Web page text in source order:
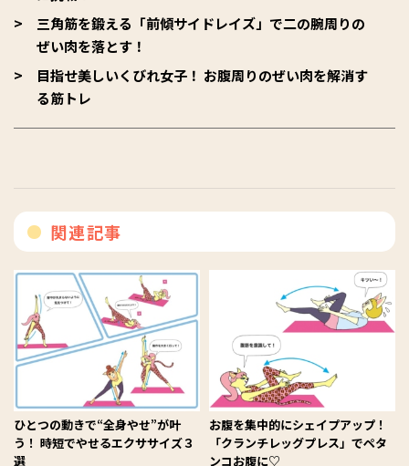
三角筋を鍛える「前傾サイドレイズ」で二の腕周りの
ぜい肉を落とす！
目指せ美しいくびれ女子！ お腹周りのぜい肉を解消す
る筋トレ
関連記事
ひとつの動きで“全身やせ”が叶
う！ 時短でやせるエクササイズ３
選
お腹を集中的にシェイプアップ！
「クランチレッグプレス」でペタ
ンコお腹に♡